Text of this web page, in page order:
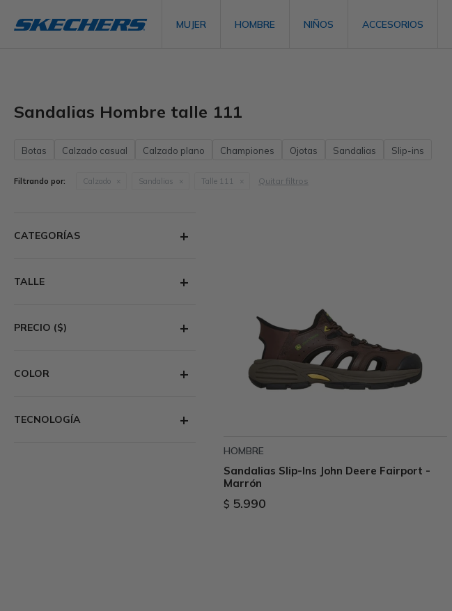
MUJER HOMBRE NIÑOS ACCESORIOS
Sandalias Hombre talle 111
Botas Calzado casual Calzado plano Championes Ojotas Sandalias Slip-ins
Filtrando por: Calzado Sandalias Talle 111 Quitar filtros
HOMBRE
Sandalias Slip-Ins John Deere Fairport -
Marrón
$ 5.990
CATEGORÍAS
TALLE
PRECIO ($)
COLOR
TECNOLOGÍA